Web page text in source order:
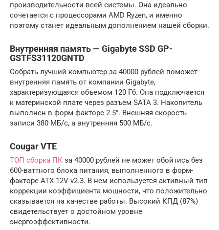
производительности всей системы. Она идеально
сочетается с процессорами AMD Ryzen, и именно
поэтому станет идеальным дополнением нашей сборки.
Внутренняя память — Gigabyte SSD GP-
GSTFS31120GNTD
Собрать лучший компьютер за 40000 рублей поможет
внутренняя память от компании Gigabyte,
характеризующаяся объемом 120 Гб. Она подключается
к материнской плате через разъем SATA 3. Накопитель
выполнен в форм-факторе 2.5”. Внешняя скорость
записи 380 МБ/с, а внутренняя 500 МБ/с.
Cougar VTE
ТОП сборка ПК за 40000 рублей не может обойтись без
600-ваттного блока питания, выполненного в форм-
факторе АТХ 12V v2.3. В нем используется активный тип
коррекции коэффициента мощности, что положительно
сказывается на качестве работы. Высокий КПД (87%)
свидетельствует о достойном уровне
энергоэффективности.